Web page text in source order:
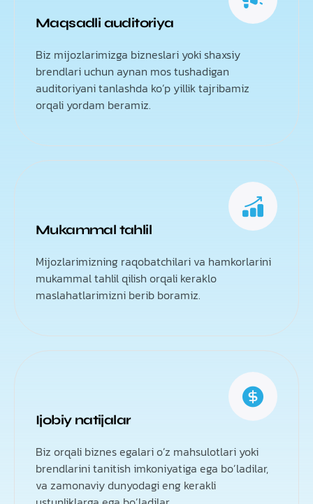
Maqsadli auditoriya
Biz mijozlarimizga bizneslari yoki shaxsiy
brendlari uchun aynan mos tushadigan
auditoriyani tanlashda ko’p yillik tajribamiz
orqali yordam beramiz.
Mukammal tahlil
Mijozlarimizning raqobatchilari va hamkorlarini
mukammal tahlil qilish orqali keraklo
maslahatlarimizni berib boramiz.
Ijobiy natijalar
Biz orqali biznes egalari o’z mahsulotlari yoki
brendlarini tanitish imkoniyatiga ega bo’ladilar,
va zamonaviy dunyodagi eng kerakli